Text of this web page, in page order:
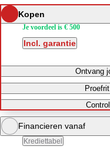
Kopen
Je voordeel is € 500
Incl. garantie
Ontvang
Financieren vanaf
Krediettabel